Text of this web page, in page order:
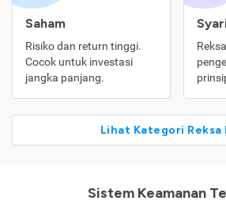
Saham
Risiko dan return tinggi.
Cocok untuk investasi
jangka panjang.
Lihat Kategori Reksa
Sistem Keamanan